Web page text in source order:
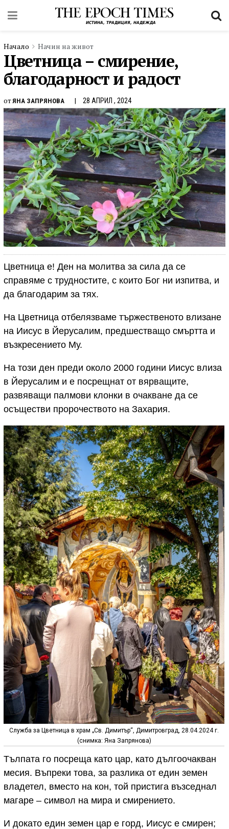
Начало Начин на живот
Цветница – смирение,
благодарност и радост
от ЯНА ЗАПРЯНОВА 28 АПРИЛ , 2024
Цветница е! Ден на молитва за сила да се
справяме с трудностите, с които Бог ни изпитва, и
да благодарим за тях.
На Цветница отбелязваме тържественото влизане
на Иисус в Йерусалим, предшестващо смъртта и
възкресението Му.
На този ден преди около 2000 години Иисус влиза
в Йерусалим и е посрещнат от вярващите,
развяващи палмови клонки в очакване да се
осъществи пророчеството на Захария.
Служба за Цветница в храм „Св. Димитър“, Димитровград, 28.04.2024 г.
(снимка: Яна Запрянова)
Тълпата го посреща като цар, като дългоочакван
месия. Въпреки това, за разлика от един земен
владетел, вместо на кон, той пристига възседнал
магаре – символ на мира и смирението.
И докато един земен цар е горд, Иисус е смирен;